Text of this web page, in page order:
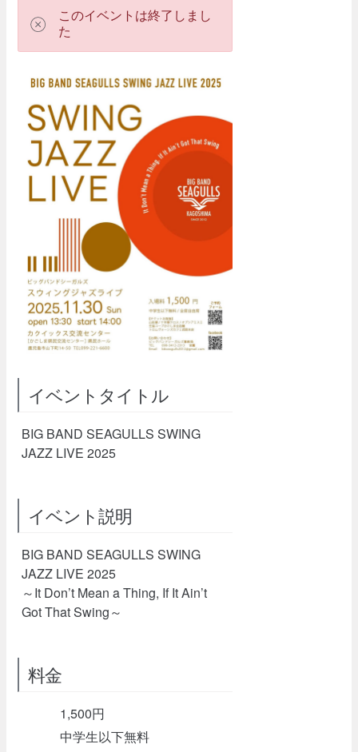
このイベントは終了しまし
た
イベントタイトル
BIG BAND SEAGULLS SWING
JAZZ LIVE 2025
イベント説明
BIG BAND SEAGULLS SWING
JAZZ LIVE 2025
～It Don’t Mean a Thing, If It Ain’t
Got That Swing～
料金
1,500円
中学生以下無料